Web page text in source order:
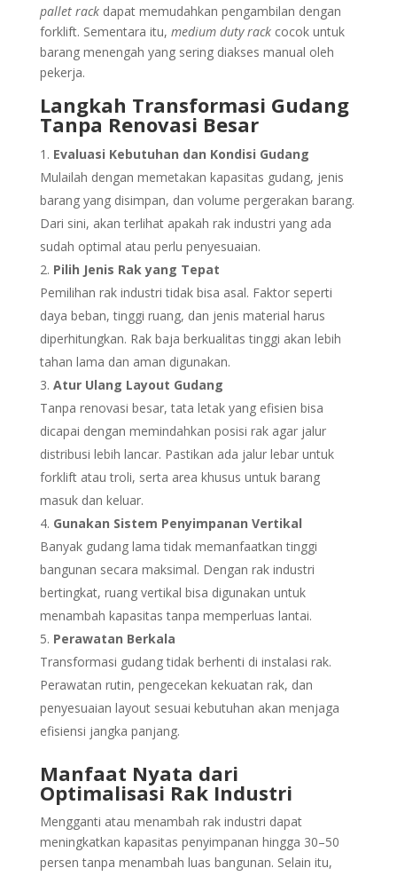
pallet rackdapat memudahkan pengambilan dengan
forklift. Sementara itu, medium duty rackcocok untuk
barang menengah yang sering diakses manual oleh
pekerja.
Langkah Transformasi Gudang
Tanpa Renovasi Besar
Evaluasi Kebutuhan dan Kondisi Gudang
Mulailah dengan memetakan kapasitas gudang, jenis
barang yang disimpan, dan volume pergerakan barang.
Dari sini, akan terlihat apakah rak industri yang ada
sudah optimal atau perlu penyesuaian.
Pilih Jenis Rak yang Tepat
Pemilihan rak industri tidak bisa asal. Faktor seperti
daya beban, tinggi ruang, dan jenis material harus
diperhitungkan. Rak baja berkualitas tinggi akan lebih
tahan lama dan aman digunakan.
Atur Ulang Layout Gudang
Tanpa renovasi besar, tata letak yang efisien bisa
dicapai dengan memindahkan posisi rak agar jalur
distribusi lebih lancar. Pastikan ada jalur lebar untuk
forklift atau troli, serta area khusus untuk barang
masuk dan keluar.
Gunakan Sistem Penyimpanan Vertikal
Banyak gudang lama tidak memanfaatkan tinggi
bangunan secara maksimal. Dengan rak industri
bertingkat, ruang vertikal bisa digunakan untuk
menambah kapasitas tanpa memperluas lantai.
Perawatan Berkala
Transformasi gudang tidak berhenti di instalasi rak.
Perawatan rutin, pengecekan kekuatan rak, dan
penyesuaian layout sesuai kebutuhan akan menjaga
efisiensi jangka panjang.
Manfaat Nyata dari
Optimalisasi Rak Industri
Mengganti atau menambah rak industri dapat
meningkatkan kapasitas penyimpanan hingga 30–50
persen tanpa menambah luas bangunan. Selain itu,